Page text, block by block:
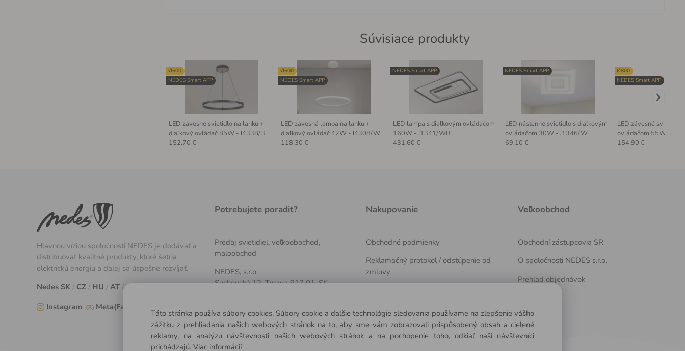
Súvisiace produkty
LED závesné svietidlo na lanku +
diaľkový ovládač 85W - J4338/B
Ø600
NEDES Smart APP
152.70 €
LED závesná lampa na lanku +
diaľkový ovládač 42W - J4308/W
Ø600
NEDES Smart APP
118.30 €
LED lampa s diaľkovým ovládačom
160W - J1341/WB
NEDES Smart APP
431.60 €
LED nástenné svietidlo s diaľkovým
ovládačom 30W - J1346/W
NEDES Smart APP
69.10 €
LED závesné svietidlo
ovládačom 55W -
Ø800
NEDES Smart APP
154.90 €
Hlavnou víziou spoločnosti NEDES je dodávať a
distribuovať kvalitné produkty, ktoré šetria
elektrickú energiu a ďalej sa úspešne rozvíjať.
Nedes SK / CZ / HU / AT / EU
Instagram
Meta(Facebook)
Potrebujete poradiť?
Predaj svietidiel, veľkoobochod,
maloobchod
NEDES, s.r.o.
Suchovská 12, Trnava 917 01, SK
Pon-Pia: 7:30-15:30
info@nedes.sk
Nakupovanie
Obchodné podmienky
Reklamačný protokol / odstúpenie od
zmluvy
Vyhlásenie o prístupnosti
Veľkoobchod
Obchodní zástupcovia SR
O spoločnosti NEDES s.r.o.
Prehľad objednávok
Táto stránka používa súbory cookies. Súbory cookie a ďalšie technológie sledovania používame na zlepšenie vášho
zážitku z prehliadania našich webových stránok na to, aby sme vám zobrazovali prispôsobený obsah a cielené
reklamy, na analýzu návštevnosti našich webových stránok a na pochopenie toho, odkiaľ naši návštevníci
prichádzajú. Viac informácií